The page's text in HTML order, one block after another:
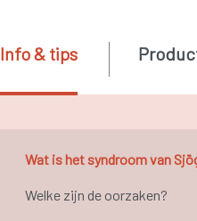
Wat is het syndroom van
Welke zijn de oorzaken?
Info & tips